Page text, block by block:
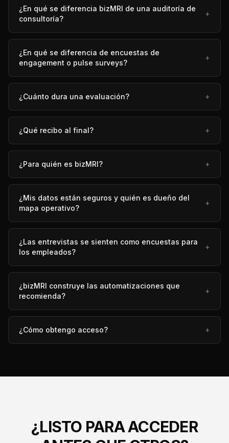
¿En qué se diferencia bizMRI de una auditoría de
consultoría?
+
¿En qué se diferencia de encuestas de
engagement o pulse surveys?
+
¿Cuánto dura una evaluación? +
¿Qué recibo al final? +
¿Para quién es bizMRI? +
¿Mis datos están seguros y quién es dueño del
mapa operativo?
+
¿Las entrevistas se sienten como encuestas para
los empleados?
+
¿bizMRI construye las automatizaciones que
recomienda?
+
¿Cómo obtengo acceso? +
¿LISTO PARA ACCEDER